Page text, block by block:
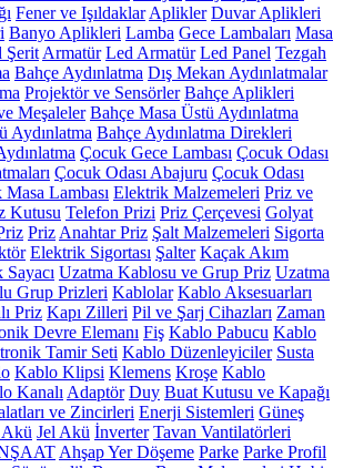
Fener ve Işıldaklar Aplikler Duvar Aplikleri
Banyo Aplikleri Lamba Gece Lambaları Masa
Şerit Armatür Led Armatür Led Panel Tezgah
Bahçe Aydınlatma Dış Mekan Aydınlatmalar
Projektör ve Sensörler Bahçe Aplikleri
Meşaleler Bahçe Masa Üstü Aydınlatma
Aydınlatma Bahçe Aydınlatma Direkleri
Çocuk Gece Lambası Çocuk Odası
Çocuk Odası Abajuru Çocuk Odası
Lambası Elektrik Malzemeleri Priz ve
Kutusu Telefon Prizi Priz Çerçevesi Golyat
Priz Anahtar Priz Şalt Malzemeleri Sigorta
Elektrik Sigortası Şalter Kaçak Akım
Uzatma Kablosu ve Grup Priz Uzatma
Grup Prizleri Kablolar Kablo Aksesuarları
Priz Kapı Zilleri Pil ve Şarj Cihazları Zaman
Devre Elemanı Fiş Kablo Pabucu Kablo
Tamir Seti Kablo Düzenleyiciler Susta
Kablo Klipsi Klemens Kroşe Kablo
Kanalı Adaptör Duy Buat Kutusu ve Kapağı
ve Zincirleri Enerji Sistemleri Güneş
Jel Akü İnverter Tavan Vantilatörleri
Ahşap Yer Döşeme Parke Parke Profil